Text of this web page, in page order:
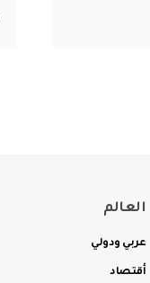
العالم
عربي ودولي
أقتصاد